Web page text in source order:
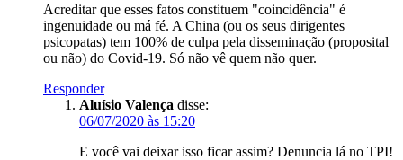
Acreditar que esses fatos constituem "coincidência" é
ingenuidade ou má fé. A China (ou os seus dirigentes
psicopatas) tem 100% de culpa pela disseminação (proposital
ou não) do Covid-19. Só não vê quem não quer.
Responder
Aluísio Valença disse:
06/07/2020 às 15:20
E você vai deixar isso ficar assim? Denuncia lá no TPI!